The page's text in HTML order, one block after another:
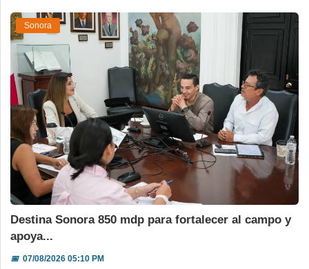
Sonora
Destina Sonora 850 mdp para fortalecer al campo y
apoya...
📅07/08/2026 05:10 PM